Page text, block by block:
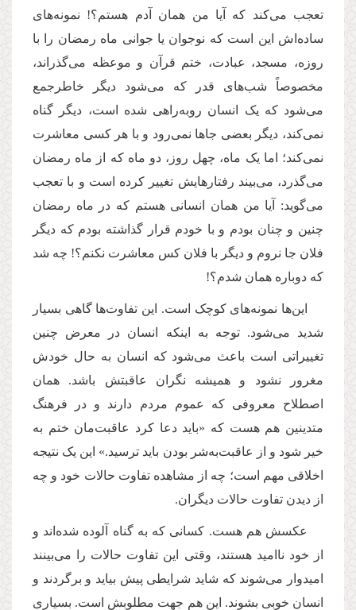
تعجب می‌کند که آیا من همان آدم هستم؟! نمونه‌های
ساده‌اش این است که نوجوان یا جوانی ماه رمضان را با
روزه، مسجد، عبادت، ختم قرآن و موعظه می‌گذراند،
مخصوصاً شب‌های قدر که می‌شود دیگر خاطرجمع
می‌شود که یک انسان روبه‌راهی شده است، دیگر گناه
نمی‌کند، دیگر بعضی جاها نمی‌رود و با هر کسی معاشرت
نمی‌کند؛ اما یک ماه، چهل روز، دو ماه که از ماه رمضان
می‌گذرد، می‌بیند رفتارهایش تغییر کرده است و با تعجب
می‌گوید: آیا من همان انسانی هستم که در ماه رمضان
چنین و چنان بودم و با خودم قرار گذاشته بودم که دیگر
فلان جا نروم و دیگر با فلان کس معاشرت نکنم؟! چه شد
که دوباره همان شدم؟!
این‌ها نمونه‌های کوچک است. این تفاوت‌ها گاهی بسیار
شدید می‌شود. توجه به اینکه انسان در معرض چنین
تغییراتی است باعث می‌شود که انسان به حال خودش
مغرور نشود و همیشه نگران عاقبتش باشد. همان
اصطلاح معروفی که عموم مردم دارند و در فرهنگ
متدینین هم هست که «باید دعا کرد عاقبت‌مان ختم به
خیر شود و از عاقبت‌به‌شر بودن باید ترسید.» این یک نتیجه
اخلاقی مهم است؛ چه از مشاهده تفاوت حالات خود و چه
از دیدن تفاوت حالات دیگران.
عکسش هم هست. کسانی که به گناه آلوده شده‌اند و
از خود ناامید هستند، وقتی این تفاوت حالات را می‌بینند
امیدوار می‌شوند که شاید شرایطی پیش بیاید و برگردند و
انسان خوبی بشوند. این هم جهت مطلوبش است. بسیاری